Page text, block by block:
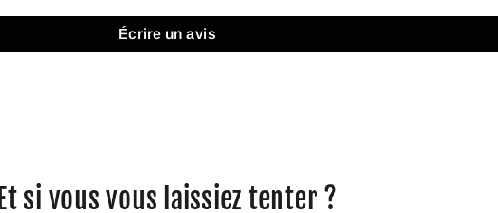
Écrire un avis
Et si vous vous laissiez tenter ?